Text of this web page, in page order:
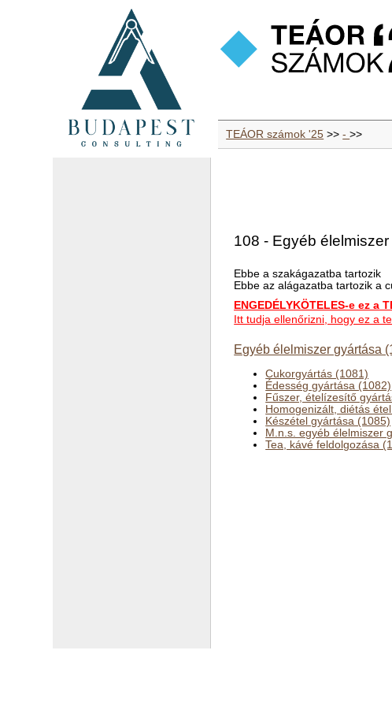
TEÁOR számok '25 >>->>
108 - Egyéb
Ebbe a szakágazatba tartozik
Ebbe az alágazatba tartozik a
ENGEDÉLYKÖTELES-e ez a
Itt tudja ellenőrizni, hogy ez a
Egyéb élelmiszer gyártása
Cukorgyártás (1081)
Édesség gyártása (1082)
Fűszer, ételízesítő
Homogenizált, diétás
Készétel gyártása (1085)
M.n.s. egyéb élelmiszer
Tea, kávé feldolgozása